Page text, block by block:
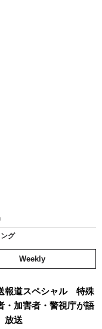
グ
Weekly
報道スペシャル 特殊
・加害者・警視庁が語
放送